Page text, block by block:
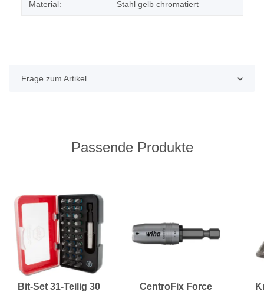
Material: Stahl gelb chromatiert
Frage zum Artikel
Passende Produkte
Bit-Set 31-Teilig 30
CentroFix Force